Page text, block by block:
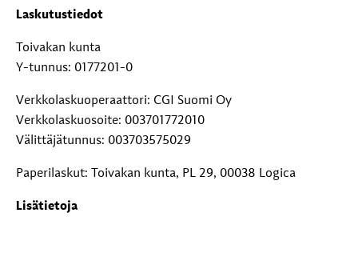
Laskutustiedot
Toivakan kunta
Y-tunnus: 0177201-0
Verkkolaskuoperaattori: CGI Suomi Oy
Verkkolaskuosoite: 003701772010
Välittäjätunnus: 003703575029
Paperilaskut: Toivakan kunta, PL 29, 00038 Logica
Lisätietoja